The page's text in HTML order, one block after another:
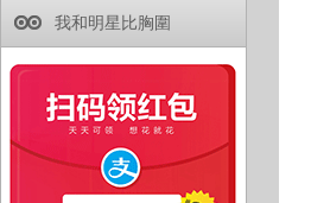
我和明星比胸圍